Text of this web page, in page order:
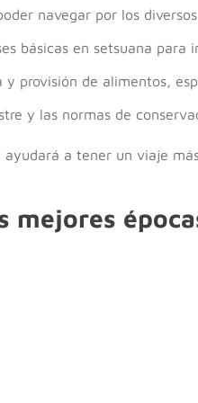
navegar por los
básicas en setsuana
y provisión de alimentos,
y las normas de
ayudará a tener un viaje
mejores